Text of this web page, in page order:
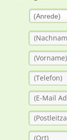
(Anrede)